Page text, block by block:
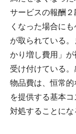
サービスの報酬
くなった場合に
が取られている
かり増し費用」
受け付けている
物品費は、恒常
を提供する基本
対処することにな